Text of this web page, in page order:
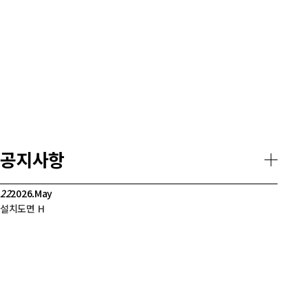
공지사항
222026.May
설치도면 H